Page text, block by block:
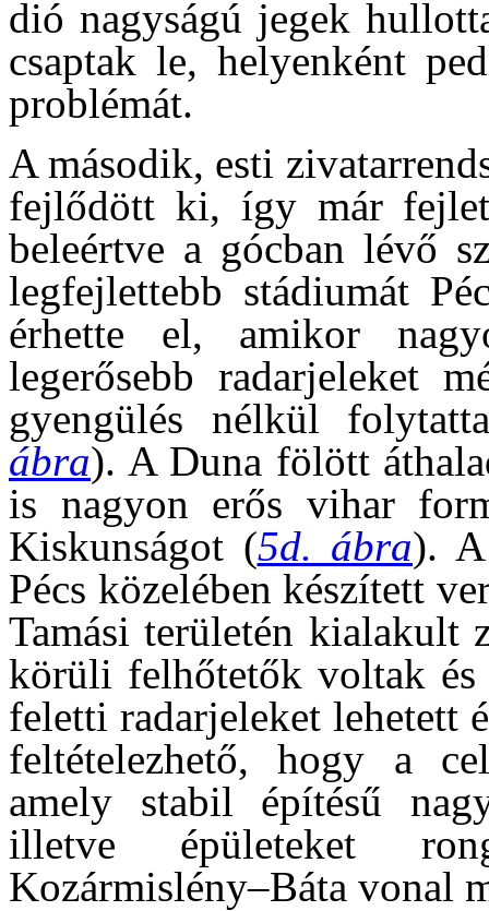
dió nagyságú jegek
csaptak le, helyenként
problémát.
A második, esti
fejlődött ki, így már
beleértve a gócban lévő
legfejlettebb stádiumát
érhette el, amikor
legerősebb radarjeleket
gyengülés nélkül
ábra). A Duna fölött
is nagyon erős vihar
Kiskunságot (5d. ábra). A
Pécs közelében készített
Tamási területén kialakult
körüli felhőtetők voltak
feletti radarjeleket lehetett
feltételezhető, hogy a
amely stabil építésű
illetve épületeket
Kozármislény–Báta vonal